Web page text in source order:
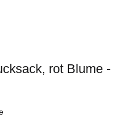
rot Blume -